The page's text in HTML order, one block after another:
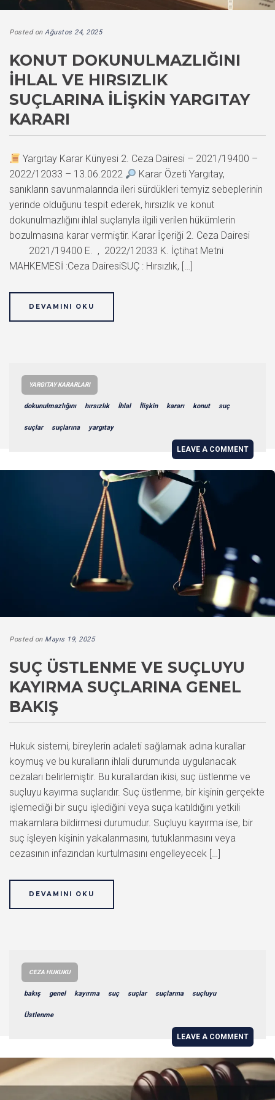
Posted on Ağustos 24, 2025
KONUT DOKUNULMAZLIĞINI
İHLAL VE HIRSIZLIK
SUÇLARINA İLIŞKIN YARGITAY
KARARI
Yargıtay Karar Künyesi 2. Ceza Dairesi – 2021/19400 –
2022/12033 – 13.06.2022
Karar Özeti Yargıtay,
sanıkların savunmalarında ileri sürdükleri temyiz sebeplerinin
yerinde olduğunu tespit ederek, hırsızlık ve konut
dokunulmazlığını ihlal suçlarıyla ilgili verilen hükümlerin
bozulmasına karar vermiştir. Karar İçeriği 2. Ceza Dairesi
2021/19400 E. , 2022/12033 K. İçtihat Metni
MAHKEMESİ :Ceza DairesiSUÇ : Hırsızlık, […]
DEVAMINI OKU
YARGITAY KARARLARI
dokunulmazlığını hırsızlık İhlal İlişkin kararı konut suç
suçlar suçlarına yargıtay
LEAVE A COMMENT
Posted on Mayıs 19, 2025
SUÇ ÜSTLENME VE SUÇLUYU
KAYIRMA SUÇLARINA GENEL
BAKIŞ
Hukuk sistemi, bireylerin adaleti sağlamak adına kurallar
koymuş ve bu kuralların ihlali durumunda uygulanacak
cezaları belirlemiştir. Bu kurallardan ikisi, suç üstlenme ve
suçluyu kayırma suçlarıdır. Suç üstlenme, bir kişinin gerçekte
işlemediği bir suçu işlediğini veya suça katıldığını yetkili
makamlara bildirmesi durumudur. Suçluyu kayırma ise, bir
suç işleyen kişinin yakalanmasını, tutuklanmasını veya
cezasının infazından kurtulmasını engelleyecek […]
DEVAMINI OKU
CEZA HUKUKU
bakış genel kayırma suç suçlar suçlarına suçluyu
Üstlenme
LEAVE A COMMENT